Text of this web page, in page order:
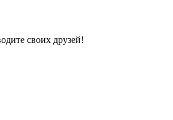
своих друзей!